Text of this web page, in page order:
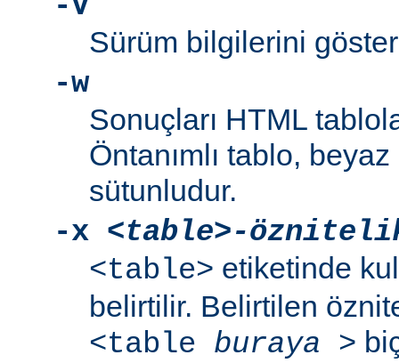
Sürüm bilgilerini
-w
Sonuçları HTML
Öntanımlı tablo,
sütunludur.
-x <table>-
<table> etiketinde
belirtilir. Belirtilen
<table buraya >